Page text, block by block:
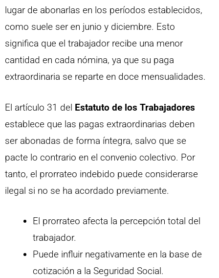
lugar de abonarlas en los períodos establecidos,
como suele ser en junio y diciembre. Esto
significa que el trabajador recibe una menor
cantidad en cada nómina, ya que su paga
extraordinaria se reparte en doce mensualidades.
El artículo 31 del Estatuto de los Trabajadores
establece que las pagas extraordinarias deben
ser abonadas de forma íntegra, salvo que se
pacte lo contrario en el convenio colectivo. Por
tanto, el prorrateo indebido puede considerarse
ilegal si no se ha acordado previamente.
El prorrateo afecta la percepción total del
trabajador.
Puede influir negativamente en la base de
cotización a la Seguridad Social.